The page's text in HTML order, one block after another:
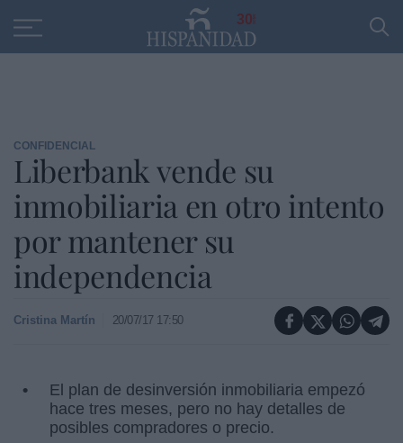
30
CONFIDENCIAL
Liberbank vende su
inmobiliaria en otro intento
por mantener su
independencia
Cristina Martín 20/07/17 17:50
El plan de desinversión inmobiliaria empezó
hace tres meses, pero no hay detalles de
posibles compradores o precio.